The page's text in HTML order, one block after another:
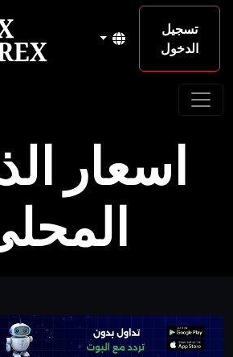
تسجيل
الدخول
اسعار